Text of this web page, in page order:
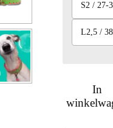
S2 / 27-
L2,5 /
In